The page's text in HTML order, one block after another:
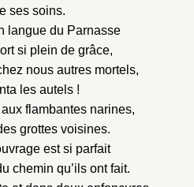
ses soins.
langue du Parnasse
si plein de grâce,
nous autres mortels,
les autels !
flambantes narines,
grottes voisines.
est si parfait
chemin qu’ils ont fait.